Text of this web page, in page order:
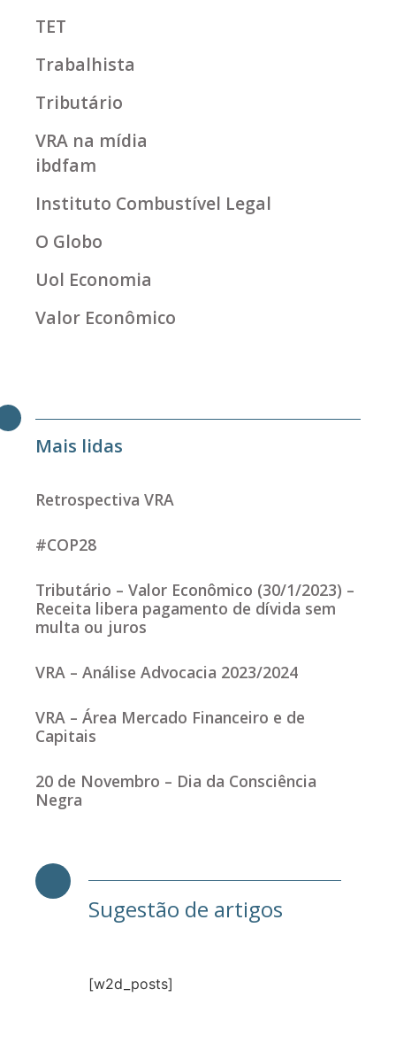
TET
Trabalhista
Tributário
VRA na mídia
ibdfam
Instituto Combustível Legal
O Globo
Uol Economia
Valor Econômico
Mais lidas
Retrospectiva VRA
#COP28
Tributário – Valor Econômico (30/1/2023) –
Receita libera pagamento de dívida sem
multa ou juros
VRA – Análise Advocacia 2023/2024
VRA – Área Mercado Financeiro e de
Capitais
20 de Novembro – Dia da Consciência
Negra
Sugestão de artigos
[w2d_posts]